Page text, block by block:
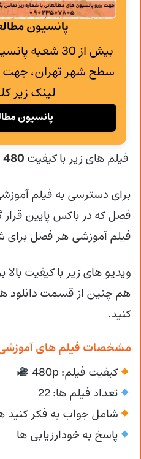
پانسیون
بیش از 30
سطح شهر تهران، جهت
لینک زیر
پانسیون
فیلم های زیر با کیفیت 480
برای دسترسی به فیلم
فصل که در باکس پایین
فیلم آموزشی هر فصل برای
ویدیو های زیر با کیفیت
هم چنین از قسمت دانلود هر
کنید.
مشخصات فیلم های
کیفیت فیلم: 480p
تعداد فیلم ها: 22
شامل جواب به فکر کنید
پاسخ به خودارزیابی ها